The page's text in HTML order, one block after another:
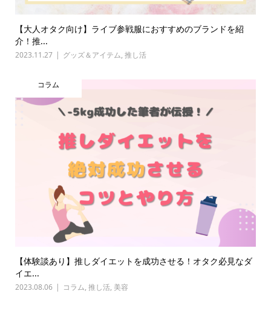
【大人オタク向け】ライブ参戦服におすすめのブランドを紹
介！推...
2023.11.27 グッズ＆アイテム, 推し活
コラム
【体験談あり】推しダイエットを成功させる！オタク必見なダ
イエ...
2023.08.06 コラム, 推し活, 美容